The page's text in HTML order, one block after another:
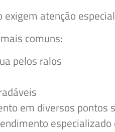
exigem atenção
comuns:
pelos ralos
em diversos pontos